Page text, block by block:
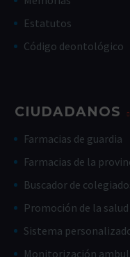
Estatutos
Código deontológico
CIUDADANOS
Farmacias de guardia
Farmacias de la
Buscador de
Promoción de la salud
Sistema
Monitorización